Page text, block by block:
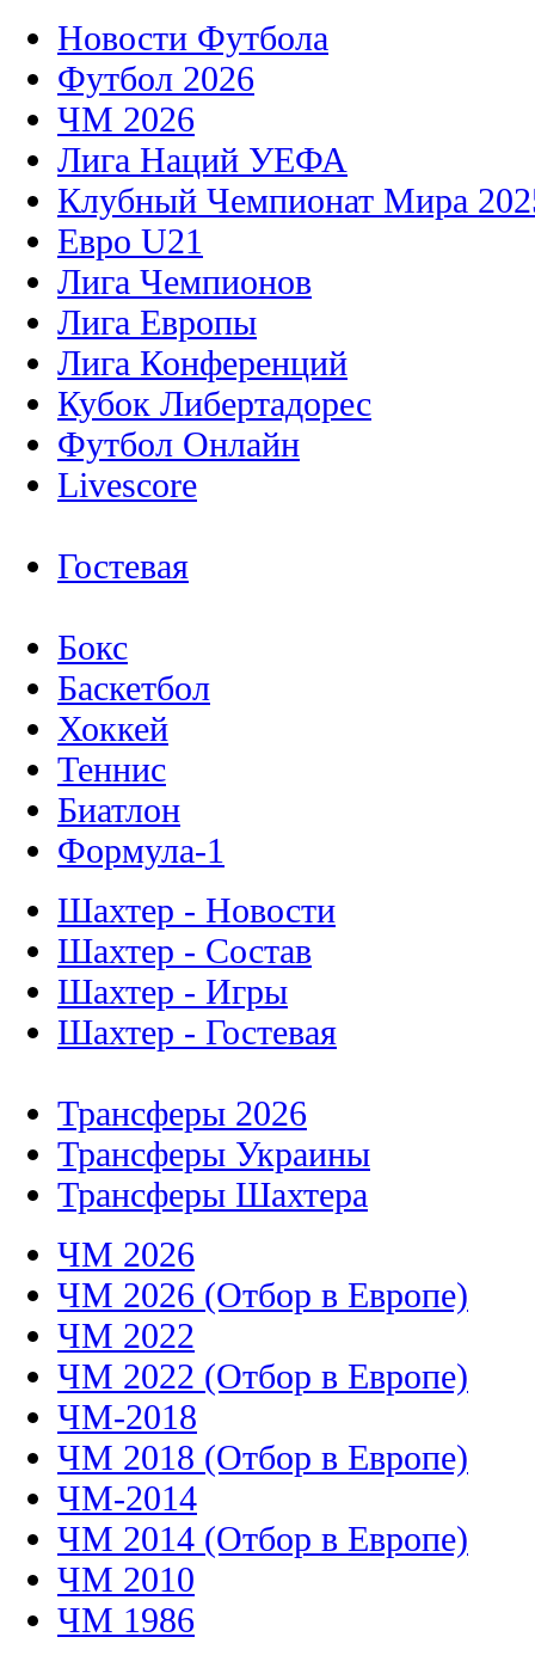
Новости Футбола
Футбол 2026
ЧМ 2026
Лига Наций УЕФА
Клубный Чемпионат Мира
Евро U21
Лига Чемпионов
Лига Европы
Лига Конференций
Кубок Либертадорес
Футбол Онлайн
Livescore
Гостевая
Бокс
Баскетбол
Хоккей
Теннис
Биатлон
Формула-1
Шахтер - Новости
Шахтер - Состав
Шахтер - Игры
Шахтер - Гостевая
Трансферы 2026
Трансферы Украины
Трансферы Шахтера
ЧМ 2026
ЧМ 2026 (Отбор в Европе)
ЧМ 2022
ЧМ 2022 (Отбор в Европе)
ЧМ-2018
ЧМ 2018 (Отбор в Европе)
ЧМ-2014
ЧМ 2014 (Отбор в Европе)
ЧМ 2010
ЧМ 1986